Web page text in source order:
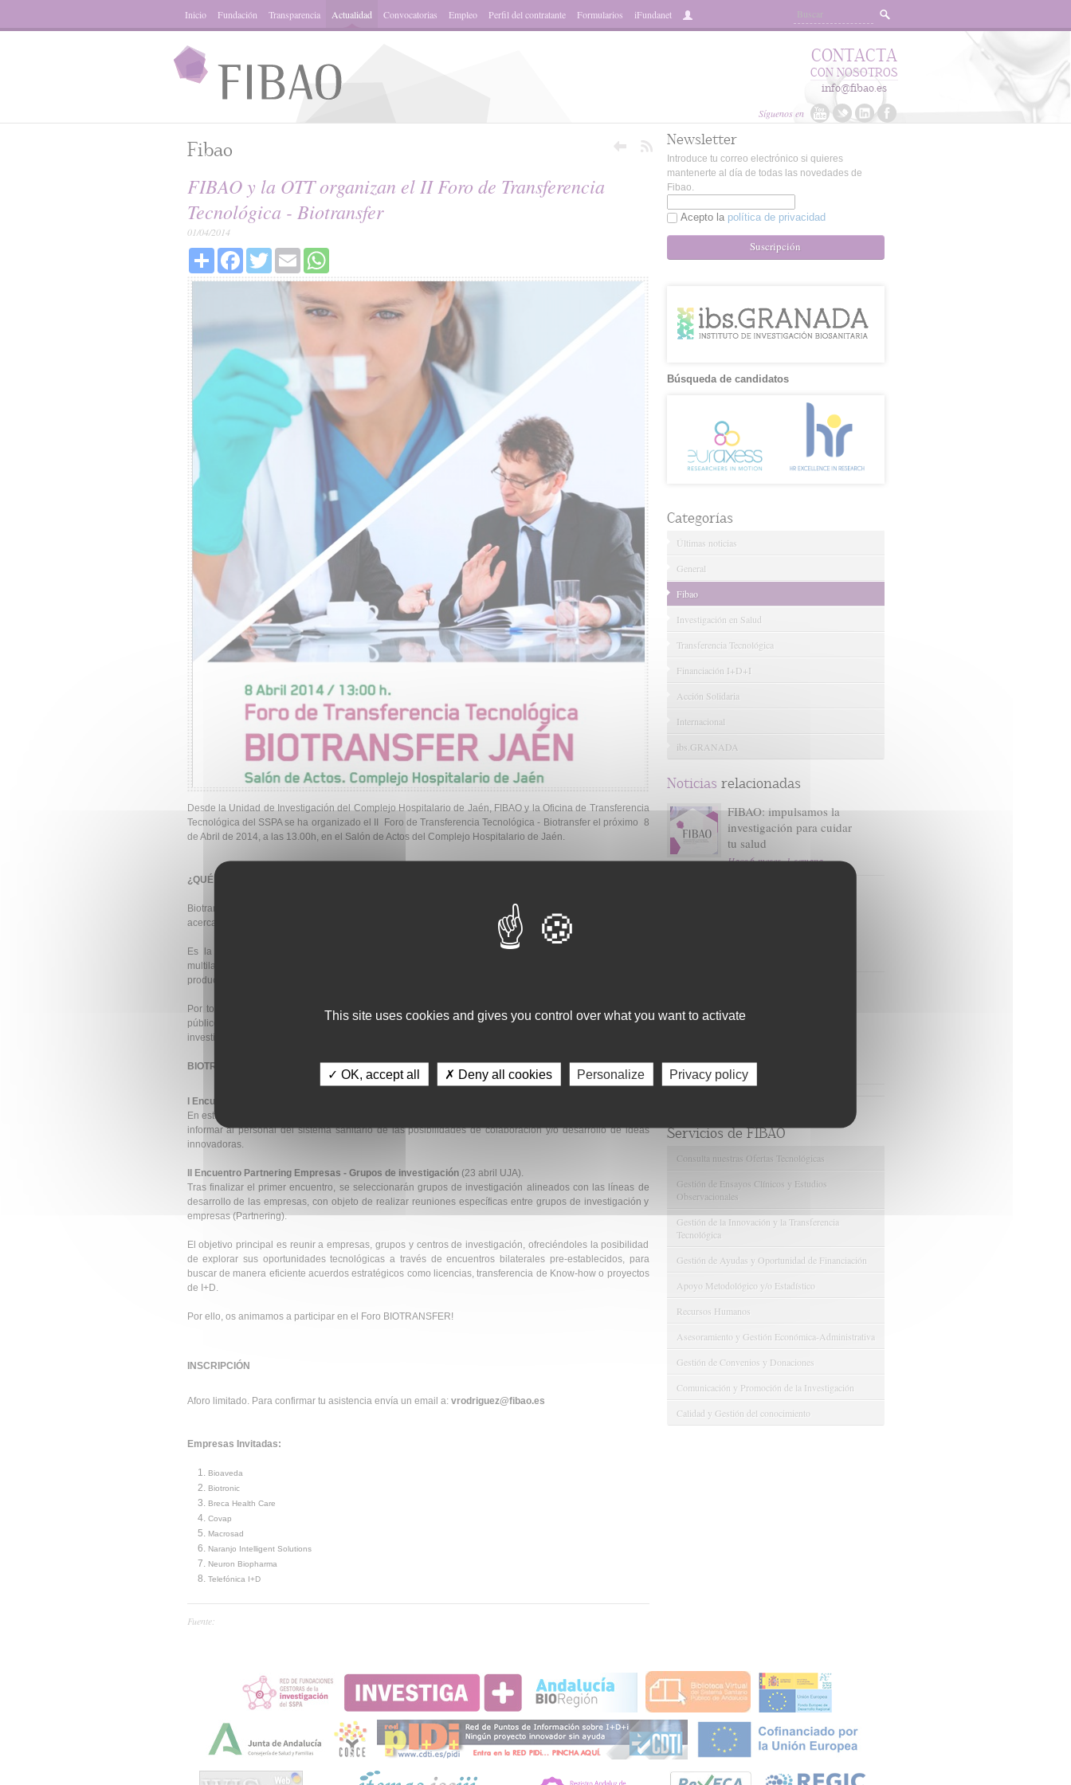
Inicio Fundación Transparencia Actualidad Convocatorias Empleo Perfil del contratante Formularios iFundanet
Síguenos en
CONTACTA
CON NOSOTROS
info@fibao.es
Fibao
FIBAO y la OTT organizan el II Foro de Transferencia
Tecnológica - Biotransfer
01/04/2014
Share Facebook
Twitter Email WhatsApp
Desde la Unidad de Investigación del Complejo Hospitalario de Jaén, FIBAO y la Oficina de Transferencia
Tecnológica del SSPA se ha organizado el II Foro de Transferencia Tecnológica - Biotransfer el próximo 8
de Abril de 2014, a las 13.00h, en el Salón de Actos del Complejo Hospitalario de Jaén.
¿QUÉ ES BIOTRANSFER?
Biotransfer es un escenario ideal para impulsar la transferencia tecnológica en el ámbito Biosanitario,
acercando la investigación pública Biosanitaria y el Sector Empresarial.
Es la transmisión eficiente de buenas ideas, resultados de investigación y capacidades de forma
multilateral entre Hospitales, organismos de investigación y empresa, permitiendo el desarrollo de nuevos
productos y servicios innovadores.
Por todo esto, el Foro de transferencia BIOTRANSFER, creará las sinergias necesarias entre el sector
público (grupos de investigación) y privado (empresas), para que los resultados transferibles de
investigación lleguen de forma efectiva a la sociedad.
BIOTRANSFER , incluirá las siguientes acciones:
I Encuentro entre Sector Empresarial e Investigadores
En este primer encuentro, las empresas invitadas, dispondrán de 5 minutos de exposición, donde podrán
informar al personal del sistema sanitario de las posibilidades de colaboración y/o desarrollo de ideas
innovadoras.
II Encuentro Partnering Empresas - Grupos de investigación (23 abril UJA).
Tras finalizar el primer encuentro, se seleccionarán grupos de investigación alineados con las líneas de
desarrollo de las empresas, con objeto de realizar reuniones específicas entre grupos de investigación y
empresas (Partnering).
El objetivo principal es reunir a empresas, grupos y centros de investigación, ofreciéndoles la posibilidad
de explorar sus oportunidades tecnológicas a través de encuentros bilaterales pre-establecidos, para
buscar de manera eficiente acuerdos estratégicos como licencias, transferencia de Know-how o proyectos
de I+D.
Por ello, os animamos a participar en el Foro BIOTRANSFER!
INSCRIPCIÓN
Aforo limitado. Para confirmar tu asistencia envía un email a: vrodriguez@fibao.es
Empresas Invitadas:
Bioaveda
Biotronic
Breca Health Care
Covap
Macrosad
Naranjo Intelligent Solutions
Neuron Biopharma
Telefónica I+D
Fuente:
Newsletter
Introduce tu correo electrónico si quieres
mantenerte al día de todas las novedades de
Fibao.
Acepto la política de privacidad
Suscripción
Búsqueda de candidatos
Categorías
Últimas noticias
General
Fibao
Investigación en Salud
Transferencia Tecnológica
Financiación I+D+I
Acción Solidaria
Internacional
ibs.GRANADA
Noticias relacionadas
FIBAO: impulsamos la
investigación para cuidar
tu salud
Hace 6 meses, 1 semana
investigación con la
Hace 1 mes, 3 semanas
Servicios de FIBAO
Consulta nuestras Ofertas Tecnológicas
Gestión de Ensayos Clínicos y Estudios
Observacionales
Gestión de la Innovación y la Transferencia
Tecnológica
Gestión de Ayudas y Oportunidad de Financiación
Apoyo Metodológico y/o Estadístico
Recursos Humanos
Asesoramiento y Gestión Económica-Administrativa
Gestión de Convenios y Donaciones
Comunicación y Promoción de la Investigación
Calidad y Gestión del conocimiento
This site uses cookies and gives you control over what you want to activate
✓ OK, accept all ✗ Deny all cookies Personalize Privacy policy